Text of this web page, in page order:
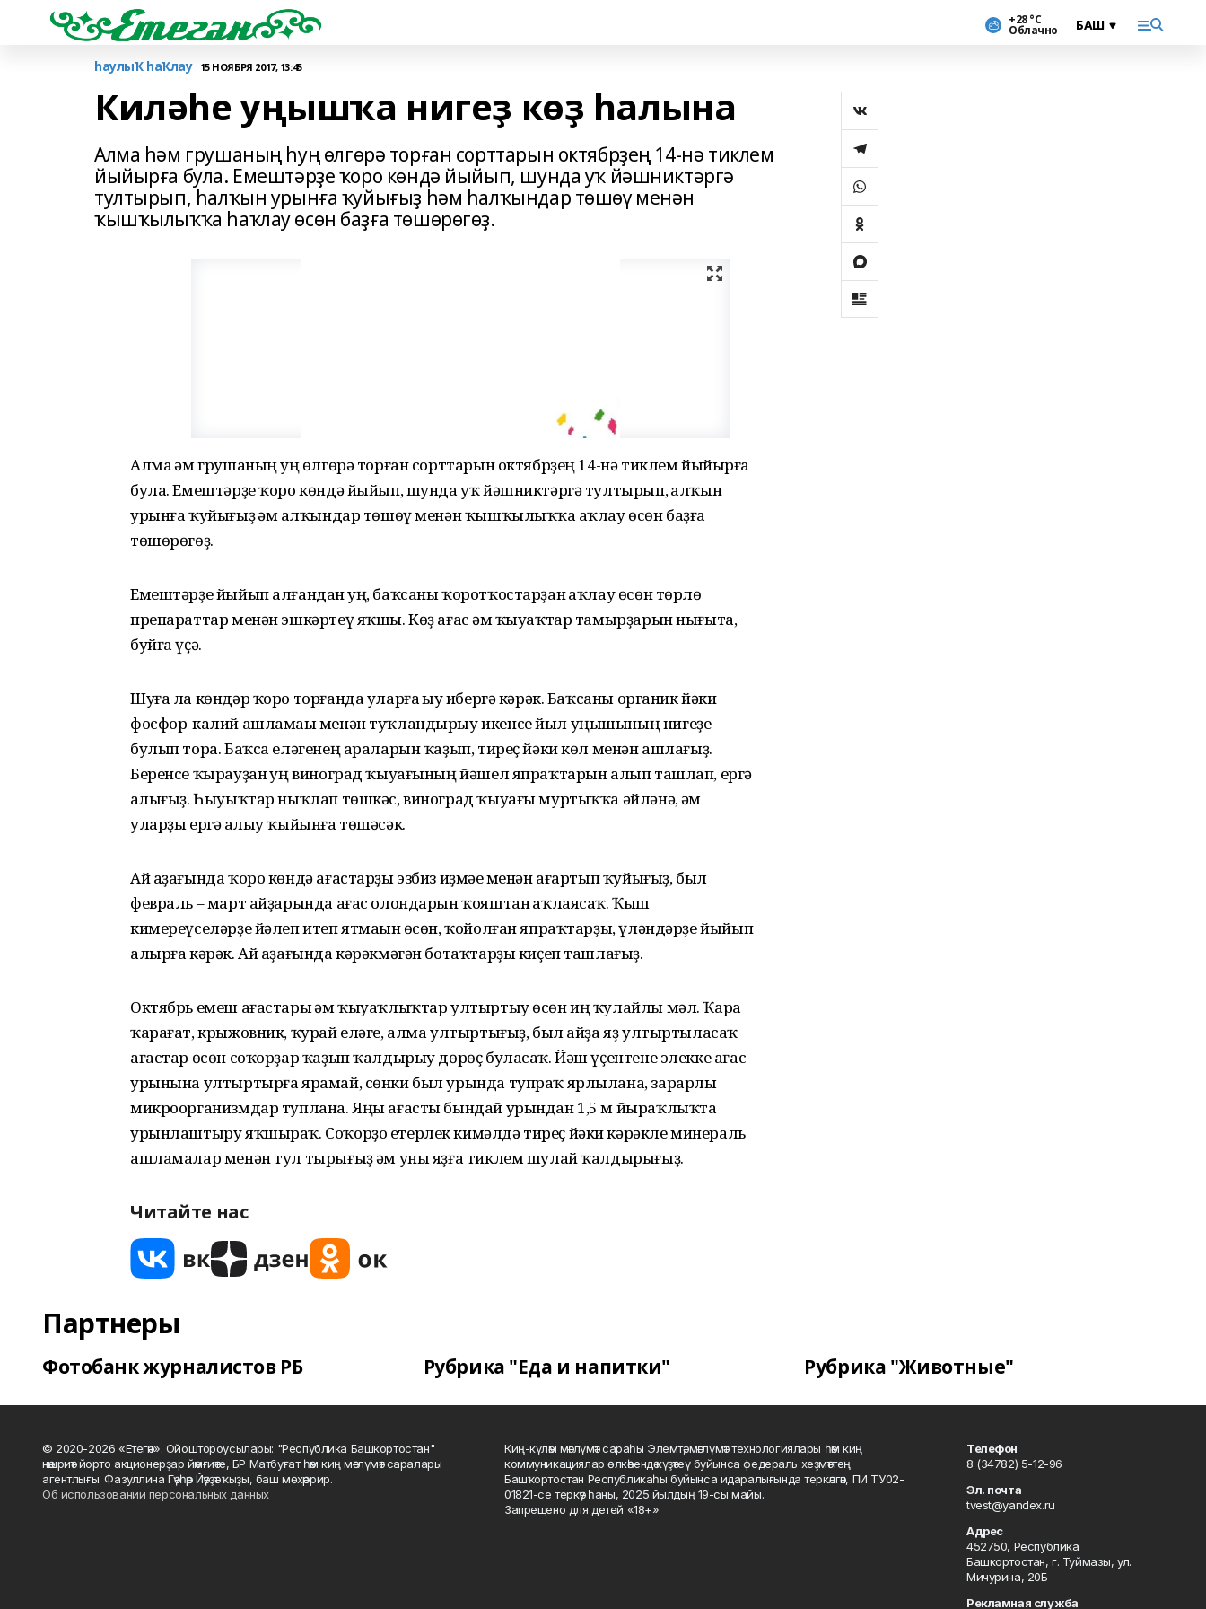
+28 °С
Облачно
һаулыҠ һаҠлау 15 НОЯБРЯ 2017, 13:45
Киләһе уңышҡа нигеҙ көҙ һалына
Алма һәм грушаның һуң өлгөрә торған сорттарын октябрҙең 14-нә тиклем
йыйырға була. Емештәрҙе ҡоро көндә йыйып, шунда уҡ йәшниктәргә
тултырып, һалҡын урынға ҡуйығыҙ һәм һалҡындар төшөү менән
ҡышҡылыҡҡа һаҡлау өсөн баҙға төшөрөгөҙ.
Алма һәм грушаның һуң өлгөрә торған сорттарын октябрҙең 14-нә тиклем йыйырға
була. Емештәрҙе ҡоро көндә йыйып, шунда уҡ йәшниктәргә тултырып, һалҡын
урынға ҡуйығыҙ һәм һалҡындар төшөү менән ҡышҡылыҡҡа һаҡлау өсөн баҙға
төшөрөгөҙ.
Емештәрҙе йыйып алғандан һуң, баҡсаны ҡоротҡостарҙан һаҡлау өсөн төрлө
препараттар менән эшкәртеү яҡшы. Көҙ ағас һәм ҡыуаҡтар тамырҙарын нығыта,
буйға үҫә.
Шуға ла көндәр ҡоро торғанда уларға һыу һибергә кәрәк. Баҡсаны органик йәки
фосфор-калий ашламаһы менән туҡландырыу икенсе йыл уңышының нигеҙе
булып тора. Баҡса еләгенең араларын ҡаҙып, тиреҫ йәки көл менән ашлағыҙ.
Беренсе ҡырауҙан һуң виноград ҡыуағының йәшел япраҡтарын алып ташлап, ергә
һалығыҙ. Һыуыҡтар ныҡлап төшкәс, виноград ҡыуағы муртыҡҡа әйләнә, һәм
уларҙы ергә һалыу ҡыйынға төшәсәк.
Ай аҙағында ҡоро көндә ағастарҙы эзбиз иҙмәһе менән ағартып ҡуйығыҙ, был
февраль – март айҙарында ағас олондарын ҡояштан һаҡлаясаҡ. Ҡыш
кимереүселәрҙе йәлеп итеп ятмаһын өсөн, ҡойолған япраҡтарҙы, үләндәрҙе йыйып
алырға кәрәк. Ай аҙағында кәрәкмәгән ботаҡтарҙы киҫеп ташлағыҙ.
Октябрь емеш ағастары һәм ҡыуаҡлыҡтар ултыртыу өсөн иң ҡулайлы мәл. Ҡара
ҡарағат, крыжовник, ҡурай еләге, алма ултыртығыҙ, был айҙа яҙ ултыртыласаҡ
ағастар өсөн соҡорҙар ҡаҙып ҡалдырыу дөрөҫ буласаҡ. Йәш үҫентене элекке ағас
урынына ултыртырға ярамай, сөнки был урында тупраҡ ярлылана, зарарлы
микроорганизмдар туплана. Яңы ағасты бындай урындан 1,5 м йыраҡлыҡта
урынлаштыру яҡшыраҡ. Соҡорҙо етерлек кимәлдә тиреҫ йәки кәрәкле минераль
ашламалар менән тул­ тырығыҙ һәм уны яҙға тиклем шулай ҡалдырығыҙ.
Читайте нас
Партнеры
Фотобанк журналистов РБ Рубрика "Еда и напитки" Рубрика "Животные"
© 2020-2026 «Етегән». Ойоштороусылары: "Республика Башкортостан"
нәшриәт йорто акционерҙар йәмғиәте, БР Матбуғат һәм киң мәғлүмәт саралары
агентлығы. Фазуллина Гәүһәр Йәүҙәт ҡыҙы, баш мөхәррир.
Об использовании персональных данных
Киң-күләм мәғлүмәт сараһы Элемтә, мәғлүмәт технологиялары һәм киң
коммуникациялар өлкәһендә күҙәтеү буйынса федераль хеҙмәттең
Башҡортостан Республикаһы буйынса идаралығында теркәлгән, ПИ ТУ02-
01821-се теркәү һаны, 2025 йылдың 19-сы майы.
Запрещено для детей «18+»
Телефон
8 (34782) 5-12-96
Эл. почта
tvest@yandex.ru
Адрес
452750, Республика
Башкортостан, г. Туймазы, ул.
Мичурина, 20Б
Рекламная служба